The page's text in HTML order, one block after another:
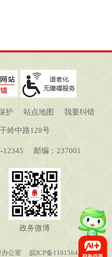
护 站点地图 我要纠错
岭中路128号
12345 邮编：237001
政务微博
公室 皖ICP备11015645号-1